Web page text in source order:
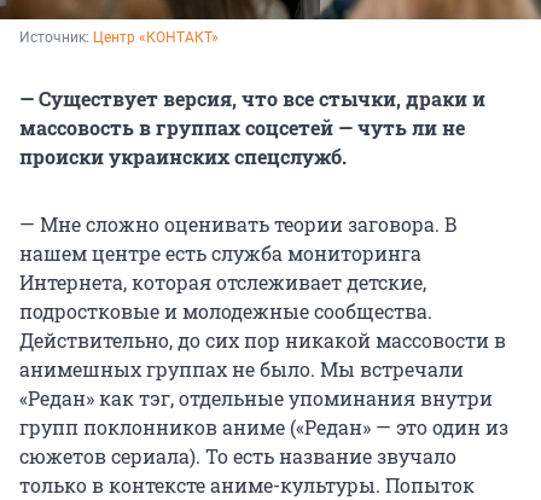
Источник: Центр «КОНТАКТ»
— Существует версия, что все стычки, драки и
массовость в группах соцсетей — чуть ли не
происки украинских спецслужб.
— Мне сложно оценивать теории заговора. В
нашем центре есть служба мониторинга
Интернета, которая отслеживает детские,
подростковые и молодежные сообщества.
Действительно, до сих пор никакой массовости в
анимешных группах не было. Мы встречали
«Редан» как тэг, отдельные упоминания внутри
групп поклонников аниме («Редан» — это один из
сюжетов сериала). То есть название звучало
только в контексте аниме-культуры. Попыток